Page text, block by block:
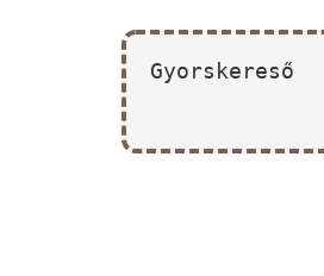
Gyorskereső